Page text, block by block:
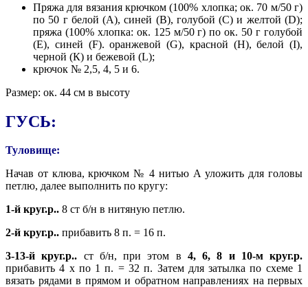
Пряжа для вязания крючком (100% хлопка; ок. 70 м/50 г)
по 50 г белой (А), синей (В), голубой (С) и желтой (D);
пряжа (100% хлопка: ок. 125 м/50 г) по ок. 50 г голубой
(Е), синей (F). оранжевой (G), красной (H), белой (I),
черной (К) и бежевой (L);
крючок № 2,5, 4, 5 и 6.
Размер: ок. 44 см в высоту
ГУСЬ:
Туловище:
Начав от клюва, крючком № 4 нитью А уложить для головы
петлю, далее выполнить по кругу:
1-й круг.р.. 8 ст б/н в нитяную петлю.
2-й круг.р.. прибавить 8 п. = 16 п.
3-13-й круг.р.. ст б/н, при этом в 4, 6, 8 и 10-м круг.р.
прибавить 4 х по 1 п. = 32 п. Затем для затылка по схеме 1
вязать рядами в прямом и обратном направлениях на первых